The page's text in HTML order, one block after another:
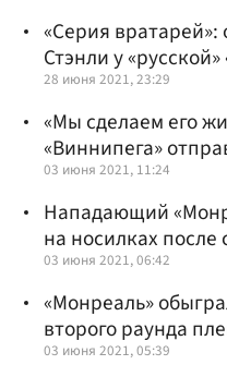
«Серия вратарей»:
Стэнли у
28 июня 2021, 23:29
«Мы сделаем его
«Виннипега»
03 июня 2021, 11:24
Нападающий
на носилках после
03 июня 2021, 06:42
«Монреаль»
второго раунда
03 июня 2021, 05:39